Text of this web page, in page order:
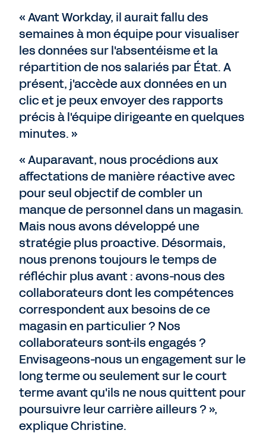
« Avant Workday, il aurait fallu des
semaines à mon équipe pour visualiser
les données sur l'absentéisme et la
répartition de nos salariés par État. A
présent, j'accède aux données en un
clic et je peux envoyer des rapports
précis à l'équipe dirigeante en quelques
minutes. »
« Auparavant, nous procédions aux
affectations de manière réactive avec
pour seul objectif de combler un
manque de personnel dans un magasin.
Mais nous avons développé une
stratégie plus proactive. Désormais,
nous prenons toujours le temps de
réfléchir plus avant : avons-nous des
collaborateurs dont les compétences
correspondent aux besoins de ce
magasin en particulier ? Nos
collaborateurs sont-ils engagés ?
Envisageons-nous un engagement sur le
long terme ou seulement sur le court
terme avant qu'ils ne nous quittent pour
poursuivre leur carrière ailleurs ? »,
explique Christine.